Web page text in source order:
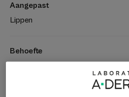
Aangepast
Lippen
Behoefte